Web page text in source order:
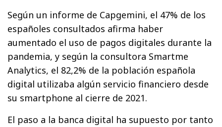
Según un informe de Capgemini, el 47% de los
españoles consultados afirma haber
aumentado el uso de pagos digitales durante la
pandemia, y según la consultora Smartme
Analytics, el 82,2% de la población española
digital utilizaba algún servicio financiero desde
su smartphone al cierre de 2021.
El paso a la banca digital ha supuesto por tanto